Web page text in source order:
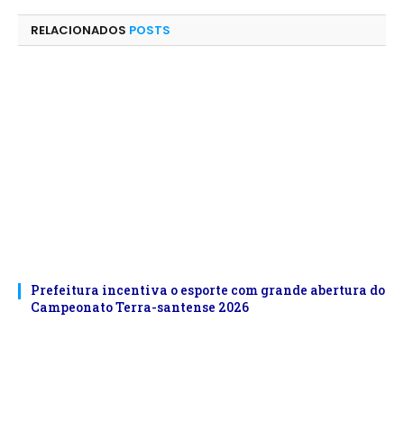
RELACIONADOS POSTS
Prefeitura incentiva o esporte com grande abertura do
Campeonato Terra-santense 2026